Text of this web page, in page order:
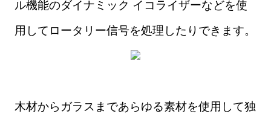
ル機能のダイナミック イコライザーなどを使
用してロータリー信号を処理したりできます。
木材からガラスまであらゆる素材を使用して独